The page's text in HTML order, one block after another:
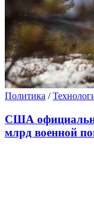
Политика /
США
млрд военной